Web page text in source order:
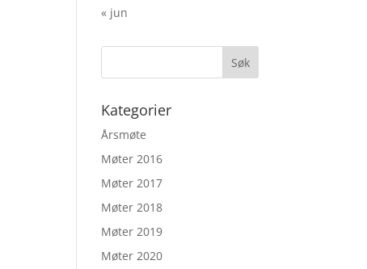
« jun
Kategorier
Årsmøte
Møter 2016
Møter 2017
Møter 2018
Møter 2019
Møter 2020